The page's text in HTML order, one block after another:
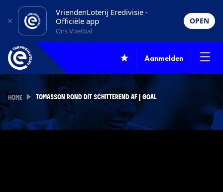
VriendenLoterij Eredivisie -
Officiële app
Ons Voetbal
OPEN
Aanmelden
HOME TOMASSON ROND DIT SCHITTEREND AF | GOAL